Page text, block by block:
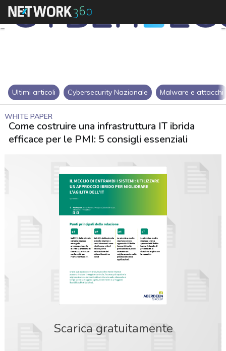
Ultimi articoli Cybersecurity Nazionale Malware e attacchi
WHITE PAPER
Come costruire una infrastruttura IT ibrida
efficace per le PMI: 5 consigli essenziali
Scarica gratuitamente